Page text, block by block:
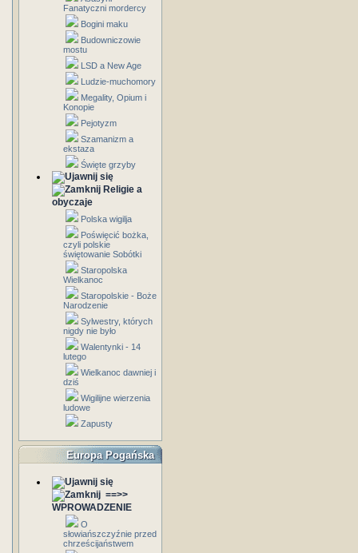
Fanatyczni mordercy
Bogini maku
Budowniczowie
mostu
LSD a New Age
Ludzie-muchomory
Megality, Opium i
Konopie
Pejotyzm
Szamanizm a
ekstaza
Święte grzyby
Religie a
obyczaje
Polska wigilja
Poświęcić bożka,
czyli polskie
świętowanie Sobótki
Staropolska
Wielkanoc
Staropolskie - Boże
Narodzenie
Sylwestry, których
nigdy nie było
Walentynki - 14
lutego
Wielkanoc dawniej i
dziś
Wigilijne wierzenia
ludowe
Zapusty
Europa Pogańska
==>>
WPROWADZENIE
O
słowiańszczyźnie przed
chrześcijaństwem